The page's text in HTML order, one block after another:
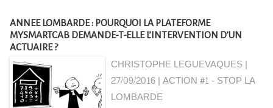
ANNEE LOMBARDE : POURQUOI LA PLATEFORME
MYSMARTCAB DEMANDE-T-ELLE L’INTERVENTION D’UN
ACTUAIRE ?
CHRISTOPHE LEGUEVAQUES |
27/09/2016|ACTION #1 - STOP LA
LOMBARDE